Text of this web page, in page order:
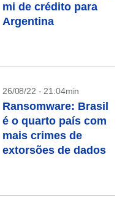
mi de crédito para
Argentina
26/08/22 - 21:04min
Ransomware: Brasil
é o quarto país com
mais crimes de
extorsões de dados